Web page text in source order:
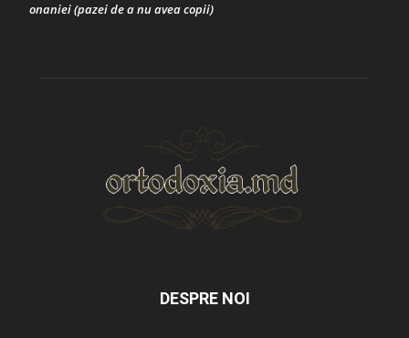
onaniei (pazei de a nu avea copii)
DESPRE NOI